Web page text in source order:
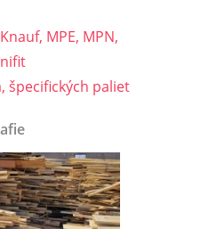
MPE, MPN,
špecifických paliet